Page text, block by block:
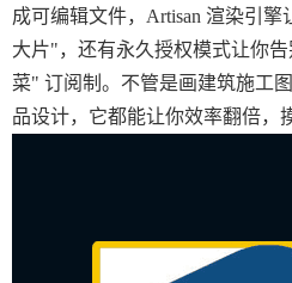
成可编辑文件，Artisan 渲染引擎
大片"，还有永久授权模式让你
菜" 订阅制。不管是画建筑施工
品设计，它都能让你效率翻倍，